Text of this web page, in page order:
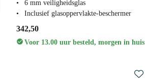
6 mm veiligheidsglas
Inclusief glasoppervlakte-beschermer
342,50
Voor 13.00 uur besteld, morgen in huis